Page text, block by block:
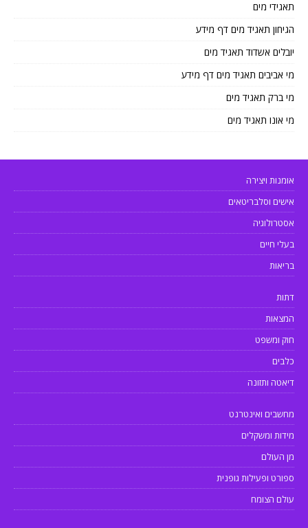
תאגידי מים
הגיחון תאגיד מים דף מידע
יובלים אשדוד תאגיד מים
מי אביבים תאגיד מים דף מידע
מי ברק תאגיד מים
מי אונו תאגיד מים
אומנות ויצירה
אישים וסלבריטאים
אסטרולוגיה
בעלי חיים
בריאות
דתות
המצאות
חוק ומשפט
כלבים
דיאטה ותזונה
מחשבים ואינטרנט
מידות ומשקלים
מן העולם
ספורט ופעילות גופנית
עולם הצומח